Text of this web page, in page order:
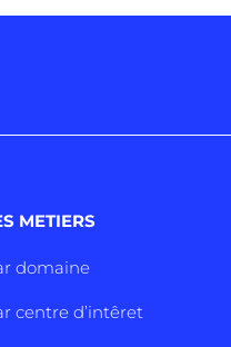
METIERS
domaine
centre d’intêret